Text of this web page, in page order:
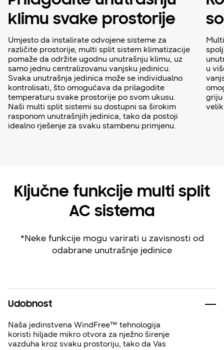
klimu svake prostorije
Umjesto da instalirate odvojene sisteme za
različite prostorije, multi split sistem klimatizacije
pomaže da održite ugodnu unutrašnju klimu, uz
samo jednu centralizovanu vanjsku jedinicu.
Svaka unutrašnja jedinica može se individualno
kontrolisati, što omogućava da prilagodite
temperaturu svake prostorije po svom ukusu.
Naši multi split sistemi su dostupni sa širokim
rasponom unutrašnjih jedinica, tako da postoji
idealno rješenje za svaku stambenu primjenu.
u
griju
Ključne funkcije multi split
AC sistema
*Neke funkcije mogu varirati u zavisnosti od
odabrane unutrašnje jedinice
Udobnost
Naša jedinstvena WindFree™ tehnologija
koristi hiljade mikro otvora za nježno širenje
vazduha kroz svaku prostoriju, tako da Vas